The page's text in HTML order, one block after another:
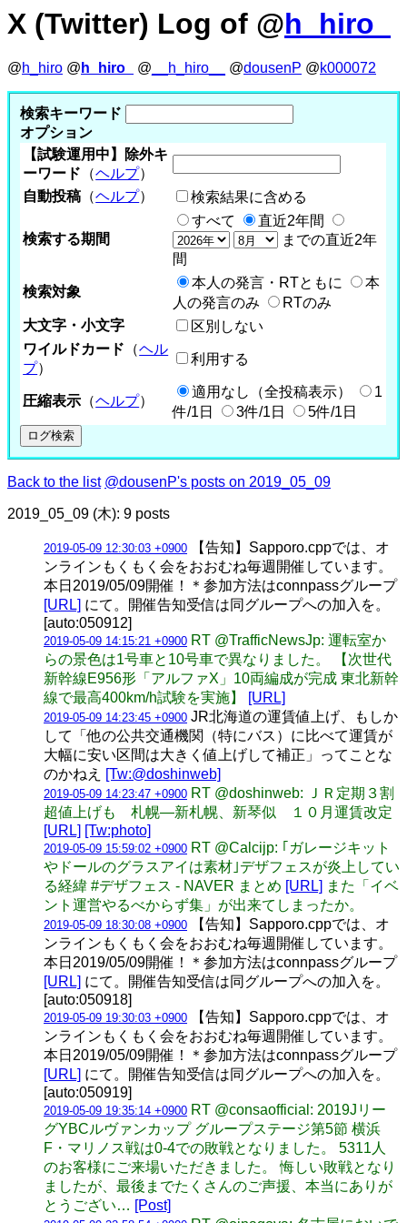
X (Twitter) Log of @h_hiro_
@h_hiro @ h_hiro_ @ __h_hiro__ @dousenP @k000072
検索キーワード
オプション
【試験運用中】除外キ
ーワード （ヘルプ）
自動投稿 （ヘルプ） 検索結果に含める
検索する期間
すべて
直近2年間
までの直近2年
間
検索対象
本人の発言・RTともに
本
人の発言のみ
RTのみ
大文字・小文字
区別しない
ワイルドカード （ヘル
プ）
利用する
圧縮表示 （ヘルプ）
適用なし（全投稿表示）
1
件/1日
3件/1日 5件/1日
Back to the list @dousenP's posts on 2019_05_09
2019_05_09 (木): 9 posts
2019-05-09 12:30:03 +0900 【告知】Sapporo.cppでは、オ
ンラインもくもく会をおおむね毎週開催しています。
本日2019/05/09開催！＊参加方法はconnpassグループ
[URL] にて。開催告知受信は同グループへの加入を。
[auto:050912]
2019-05-09 14:15:21 +0900 RT @TrafficNewsJp: 運転室か
らの景色は1号車と10号車で異なりました。 【次世代
新幹線E956形「アルファX」10両編成が完成 東北新幹
線で最高400km/h試験を実施】
[URL]
2019-05-09 14:23:45 +0900 JR北海道の運賃値上げ、もしか
して「他の公共交通機関（特にバス）に比べて運賃が
大幅に安い区間は大きく値上げして補正」ってことな
のかねえ
[Tw:@doshinweb]
2019-05-09 14:23:47 +0900 RT @doshinweb: ＪＲ定期３割
超値上げも 札幌―新札幌、新琴似 １０月運賃改定
[URL] [Tw:photo]
2019-05-09 15:59:02 +0900 RT @Calcijp: ｢ガレージキット
やドールのグラスアイは素材｣デザフェスが炎上してい
る経緯 #デザフェス - NAVER まとめ [URL] また「イベ
ント運営やるべからず集」が出来てしまったか。
2019-05-09 18:30:08 +0900 【告知】Sapporo.cppでは、オ
ンラインもくもく会をおおむね毎週開催しています。
本日2019/05/09開催！＊参加方法はconnpassグループ
[URL] にて。開催告知受信は同グループへの加入を。
[auto:050918]
2019-05-09 19:30:03 +0900 【告知】Sapporo.cppでは、オ
ンラインもくもく会をおおむね毎週開催しています。
本日2019/05/09開催！＊参加方法はconnpassグループ
[URL] にて。開催告知受信は同グループへの加入を。
[auto:050919]
2019-05-09 19:35:14 +0900 RT @consaofficial: 2019Jリー
グYBCルヴァンカップ グループステージ第5節 横浜
F・マリノス戦は0-4での敗戦となりました。 5311人
のお客様にご来場いただきました。 悔しい敗戦となり
ましたが、最後までたくさんのご声援、本当にありが
とうござい… [Post]